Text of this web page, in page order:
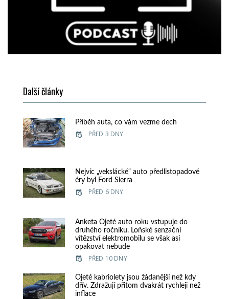
Další články
Příběh auta, co vám vezme dech
PŘED 3 DNY
Nejvíc „vekslácké“ auto předlistopadové
éry byl Ford Sierra
PŘED 6 DNY
Anketa Ojeté auto roku vstupuje do
druhého ročníku. Loňské senzační
vítězství elektromobilu se však asi
opakovat nebude
PŘED 10 DNY
Ojeté kabriolety jsou žádanější než kdy
dřív. Zdražují přitom dvakrát rychleji než
inflace